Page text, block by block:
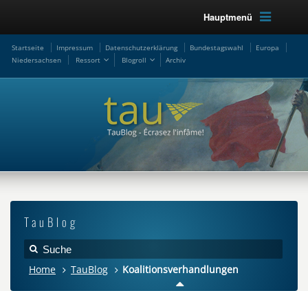
Hauptmenü
Startseite Impressum Datenschutzerklärung Bundestagswahl
Europa
Niedersachsen
Ressort Blogroll Archiv
TauBlog
Home TauBlog Koalitionsverhandlungen